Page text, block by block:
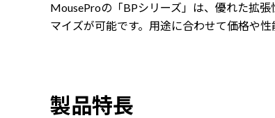
MouseProの「BPシリーズ」は、優れた拡
マイズが可能です。用途に合わせて価格や
製品特長